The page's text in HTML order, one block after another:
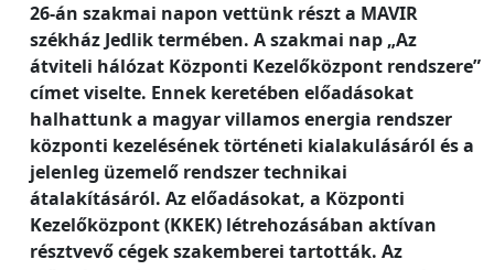
26-án szakmai napon vettünk részt a MAVIR
székház Jedlik termében. A szakmai nap „Az
átviteli hálózat Központi Kezelőközpont rendszere”
címet viselte. Ennek keretében előadásokat
halhattunk a magyar villamos energia rendszer
központi kezelésének történeti kialakulásáról és a
jelenleg üzemelő rendszer technikai
átalakításáról. Az előadásokat, a Központi
Kezelőközpont (KKEK) létrehozásában aktívan
résztvevő cégek szakemberei tartották. Az